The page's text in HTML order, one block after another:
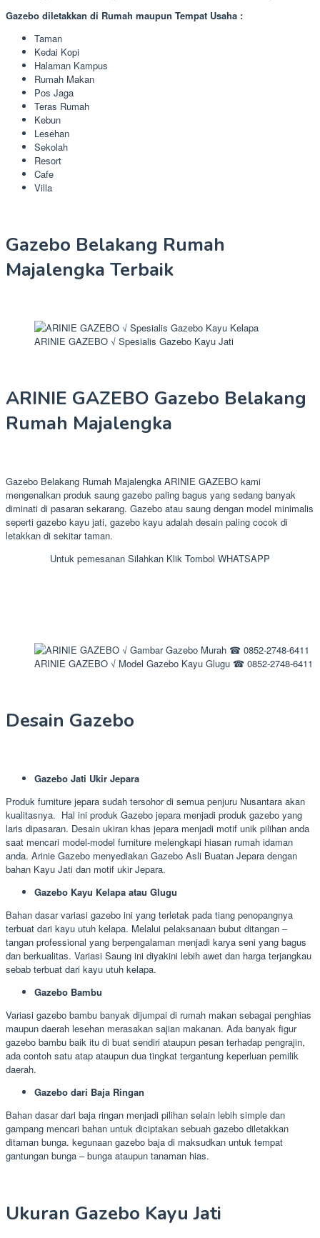
Gazebo diletakkan di Rumah maupun Tempat Usaha :
Taman
Kedai Kopi
Halaman Kampus
Rumah Makan
Pos Jaga
Teras Rumah
Kebun
Lesehan
Sekolah
Resort
Cafe
Villa
Gazebo Belakang Rumah
Majalengka Terbaik
ARINIE GAZEBO √ Spesialis Gazebo Kayu Jati
ARINIE GAZEBO Gazebo Belakang
Rumah Majalengka
Gazebo Belakang Rumah Majalengka ARINIE GAZEBO kami
mengenalkan produk saung gazebo paling bagus yang sedang banyak
diminati di pasaran sekarang. Gazebo atau saung dengan model minimalis
seperti gazebo kayu jati, gazebo kayu adalah desain paling cocok di
letakkan di sekitar taman.
Untuk pemesanan Silahkan Klik Tombol WHATSAPP
ARINIE GAZEBO √ Model Gazebo Kayu Glugu ☎ 0852-2748-6411
Desain Gazebo
Gazebo Jati Ukir Jepara
Produk furniture jepara sudah tersohor di semua penjuru Nusantara akan
kualitasnya. Hal ini produk Gazebo jepara menjadi produk gazebo yang
laris dipasaran. Desain ukiran khas jepara menjadi motif unik pilihan anda
saat mencari model-model furniture melengkapi hiasan rumah idaman
anda. Arinie Gazebo menyediakan Gazebo Asli Buatan Jepara dengan
bahan Kayu Jati dan motif ukir Jepara.
Gazebo Kayu Kelapa atau Glugu
Bahan dasar variasi gazebo ini yang terletak pada tiang penopangnya
terbuat dari kayu utuh kelapa. Melalui pelaksanaan bubut ditangan –
tangan professional yang berpengalaman menjadi karya seni yang bagus
dan berkualitas. Variasi Saung ini diyakini lebih awet dan harga terjangkau
sebab terbuat dari kayu utuh kelapa.
Gazebo Bambu
Variasi gazebo bambu banyak dijumpai di rumah makan sebagai penghias
maupun daerah lesehan merasakan sajian makanan. Ada banyak figur
gazebo bambu baik itu di buat sendiri ataupun pesan terhadap pengrajin,
ada contoh satu atap ataupun dua tingkat tergantung keperluan pemilik
daerah.
Gazebo dari Baja Ringan
Bahan dasar dari baja ringan menjadi pilihan selain lebih simple dan
gampang mencari bahan untuk diciptakan sebuah gazebo diletakkan
ditaman bunga. kegunaan gazebo baja di maksudkan untuk tempat
gantungan bunga – bunga ataupun tanaman hias.
Ukuran Gazebo Kayu Jati